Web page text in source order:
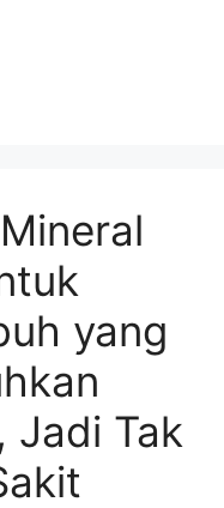
yang
Jadi Tak